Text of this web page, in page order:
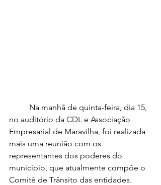
no auditório da CDL e Associação
Empresarial de Maravilha, foi realizada
mais uma reunião com os
representantes dos poderes do
município, que atualmente compõe o
Comitê de Trânsito das entidades.